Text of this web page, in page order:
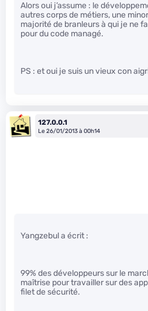
Alors oui j’assume : le
autres corps de métiers, une
majorité de branleurs à qui je ne
pour du code managé.
PS : et oui je suis un vieux con
127.0.0.1
Le 26/01/2013 à 00h14
Yangzebul a écrit :
99% des développeurs sur le
maîtrise pour travailler sur des
filet de sécurité.